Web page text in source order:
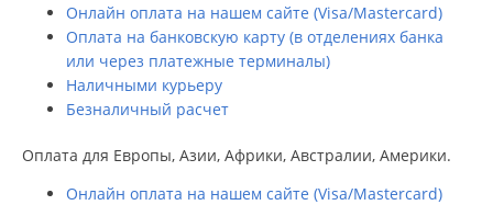
Онлайн оплата на нашем сайте (Visa/Mastercard)
Оплата на банковскую карту (в отделениях банка
или через платежные терминалы)
Наличными курьеру
Безналичный расчет
Оплата для Европы, Азии, Африки, Австралии, Америки.
Онлайн оплата на нашем сайте (Visa/Mastercard)